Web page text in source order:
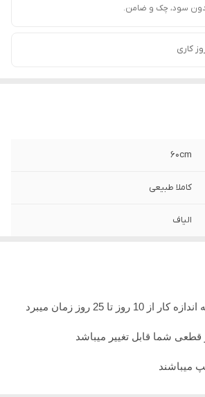
کاری
۶۰cm
کاملا طبیعی
الیاف
تا 25 روز زمان میبرد
شما قابل تغییر میباشد
میباشند